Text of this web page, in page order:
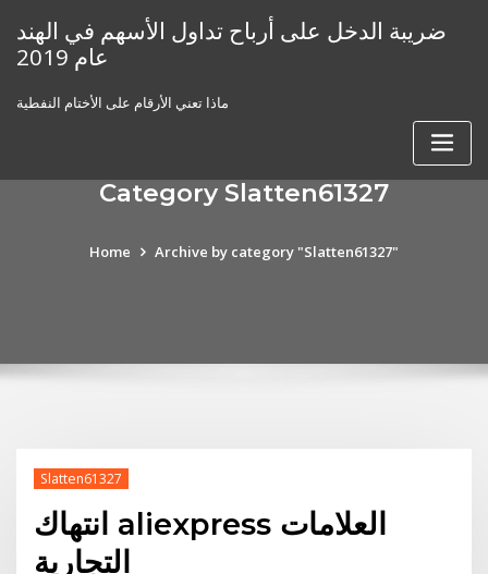
content
ضريبة الدخل على أرباح تداول الأسهم في الهند
عام 2019
ماذا تعني الأرقام على الأختام النفطية
Category Slatten61327
Home Archive by category "Slatten61327"
Slatten61327
انتهاك aliexpress العلامات
التجارية